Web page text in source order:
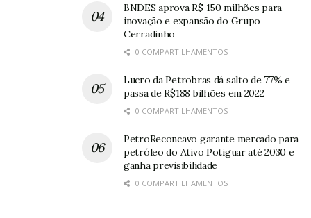
BNDES aprova R$ 150 milhões para
inovação e expansão do Grupo
Cerradinho
0 COMPARTILHAMENTOS
Lucro da Petrobras dá salto de 77% e
passa de R$188 bilhões em 2022
0 COMPARTILHAMENTOS
PetroReconcavo garante mercado para
petróleo do Ativo Potiguar até 2030 e
ganha previsibilidade
0 COMPARTILHAMENTOS